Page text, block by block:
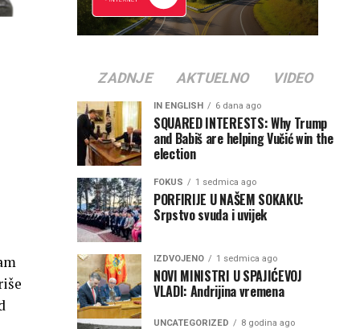
ZADNJE AKTUELNO VIDEO
IN ENGLISH 6 dana ago
SQUARED INTERESTS: Why Trump
and Babiš are helping Vučić win the
election
FOKUS 1 sedmica ago
PORFIRIJE U NAŠEM SOKAKU:
Srpstvo svuda i uvijek
IZDVOJENO 1 sedmica ago
NOVI MINISTRI U SPAJIĆEVOJ
VLADI: Andrijina vremena
UNCATEGORIZED 8 godina ago